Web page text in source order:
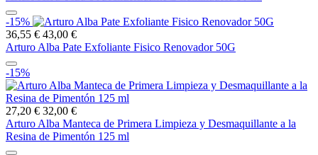
-15%
36,55 € 43,00 €
Arturo Alba Pate Exfoliante Fisico Renovador 50G
-15%
27,20 € 32,00 €
Arturo Alba Manteca de Primera Limpieza y Desmaquillante a la
Resina de Pimentón 125 ml